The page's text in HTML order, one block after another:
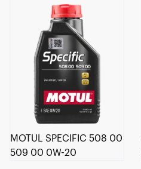
MOTUL SPECIFIC 508 00
509 00 0W-20